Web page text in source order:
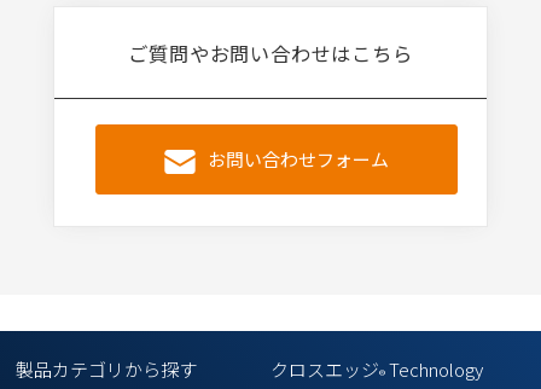
ご質問やお問い合わせはこちら
お問い合わせフォーム
製品カテゴリから探す クロスエッジ®Technology